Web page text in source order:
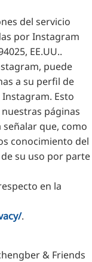
del servicio
por Instagram
EE.UU..
puede
a su perfil de
Esto
páginas
que, como
conocimiento del
su uso por parte
en la
.
& Friends